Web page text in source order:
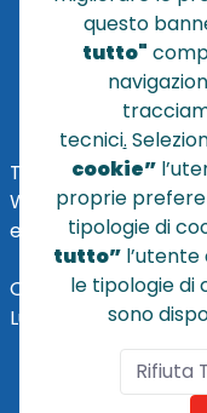
NOTE LEGALI
TEL
+39 051 320210
WHATSAPP:+39345
eMai
Orari Uffici:
Lun - Ven: 08:30 -
questo
tutto"
tecnici.
cookie”
proprie
tipologie di
tutto”
le tipologie di
sono
Rifiuta